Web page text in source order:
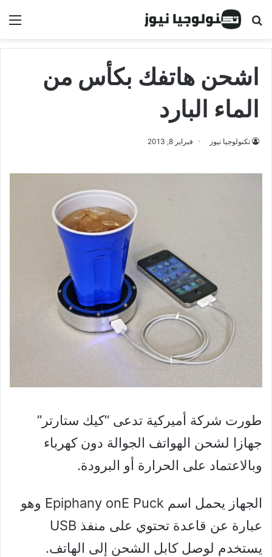
البحث عن
اشحن هاتفك بكأس من
الماء البارد
تكنولوجيا نيوز فبراير 8, 2013
طورت شركة أميركية تدعى “كيك ستارتر”
جهازا لشحن الهواتف الجوالة دون كهرباء
وبالاعتماد على الحرارة أو البرودة.
الجهاز يحمل اسم Epiphany onE Puck وهو
عبارة عن قاعدة تحتوي على منفذ USB
يستخدم لوصل كابل الشحن إلى الهاتف.